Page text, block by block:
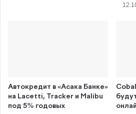
Автокредит в «Асака Банке»
на Lacetti, Tracker и Malibu
под 5% годовых